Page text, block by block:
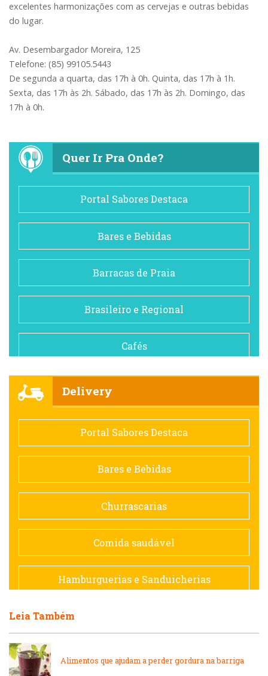
excelentes harmonizações com as cervejas e outras bebidas
do lugar.
Av. Desembargador Moreira, 125
Telefone: (85) 99105.5443
De segunda a quarta, das 17h à 0h. Quinta, das 17h à 1h.
Sexta, das 17h às 2h. Sábado, das 17h às 2h. Domingo, das
17h à 0h.
Quer Ir Pra Onde?
Portal Sabores Destaca
Bares e Bebidas
Barracas de Praia
Brasileiro e Regional
Cafés
Comida saudável
Contemporânea
Doceria
Espanhola
Francesa
Delivery
Portal Sabores Destaca
Bares e Bebidas
Churrascarias
Comida saudável
Hamburguerias e Sanduicherias
Leia Também
Alimentos que ajudam a perder gordura na barriga